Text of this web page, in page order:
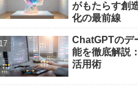
がもたらす創
化の最前線
ChatGPTのデ
能を徹底解説
活用術